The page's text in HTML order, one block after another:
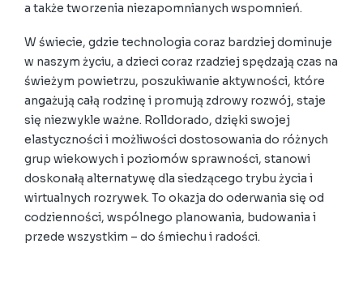
a także tworzenia niezapomnianych wspomnień.
W świecie, gdzie technologia coraz bardziej dominuje
w naszym życiu, a dzieci coraz rzadziej spędzają czas na
świeżym powietrzu, poszukiwanie aktywności, które
angażują całą rodzinę i promują zdrowy rozwój, staje
się niezwykle ważne. Rolldorado, dzięki swojej
elastyczności i możliwości dostosowania do różnych
grup wiekowych i poziomów sprawności, stanowi
doskonałą alternatywę dla siedzącego trybu życia i
wirtualnych rozrywek. To okazja do oderwania się od
codzienności, wspólnego planowania, budowania i
przede wszystkim – do śmiechu i radości.